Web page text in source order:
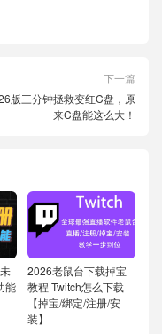
下一篇
版三分钟拯救变红C盘，原
来C盘能这么大！
能
2026老鼠台下载掉宝
教程 Twitch怎么下载
【掉宝/绑定/注册/安
装】